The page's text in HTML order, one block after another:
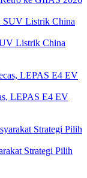
Listrik China
LEPAS E4 EV
Strategi Pilih